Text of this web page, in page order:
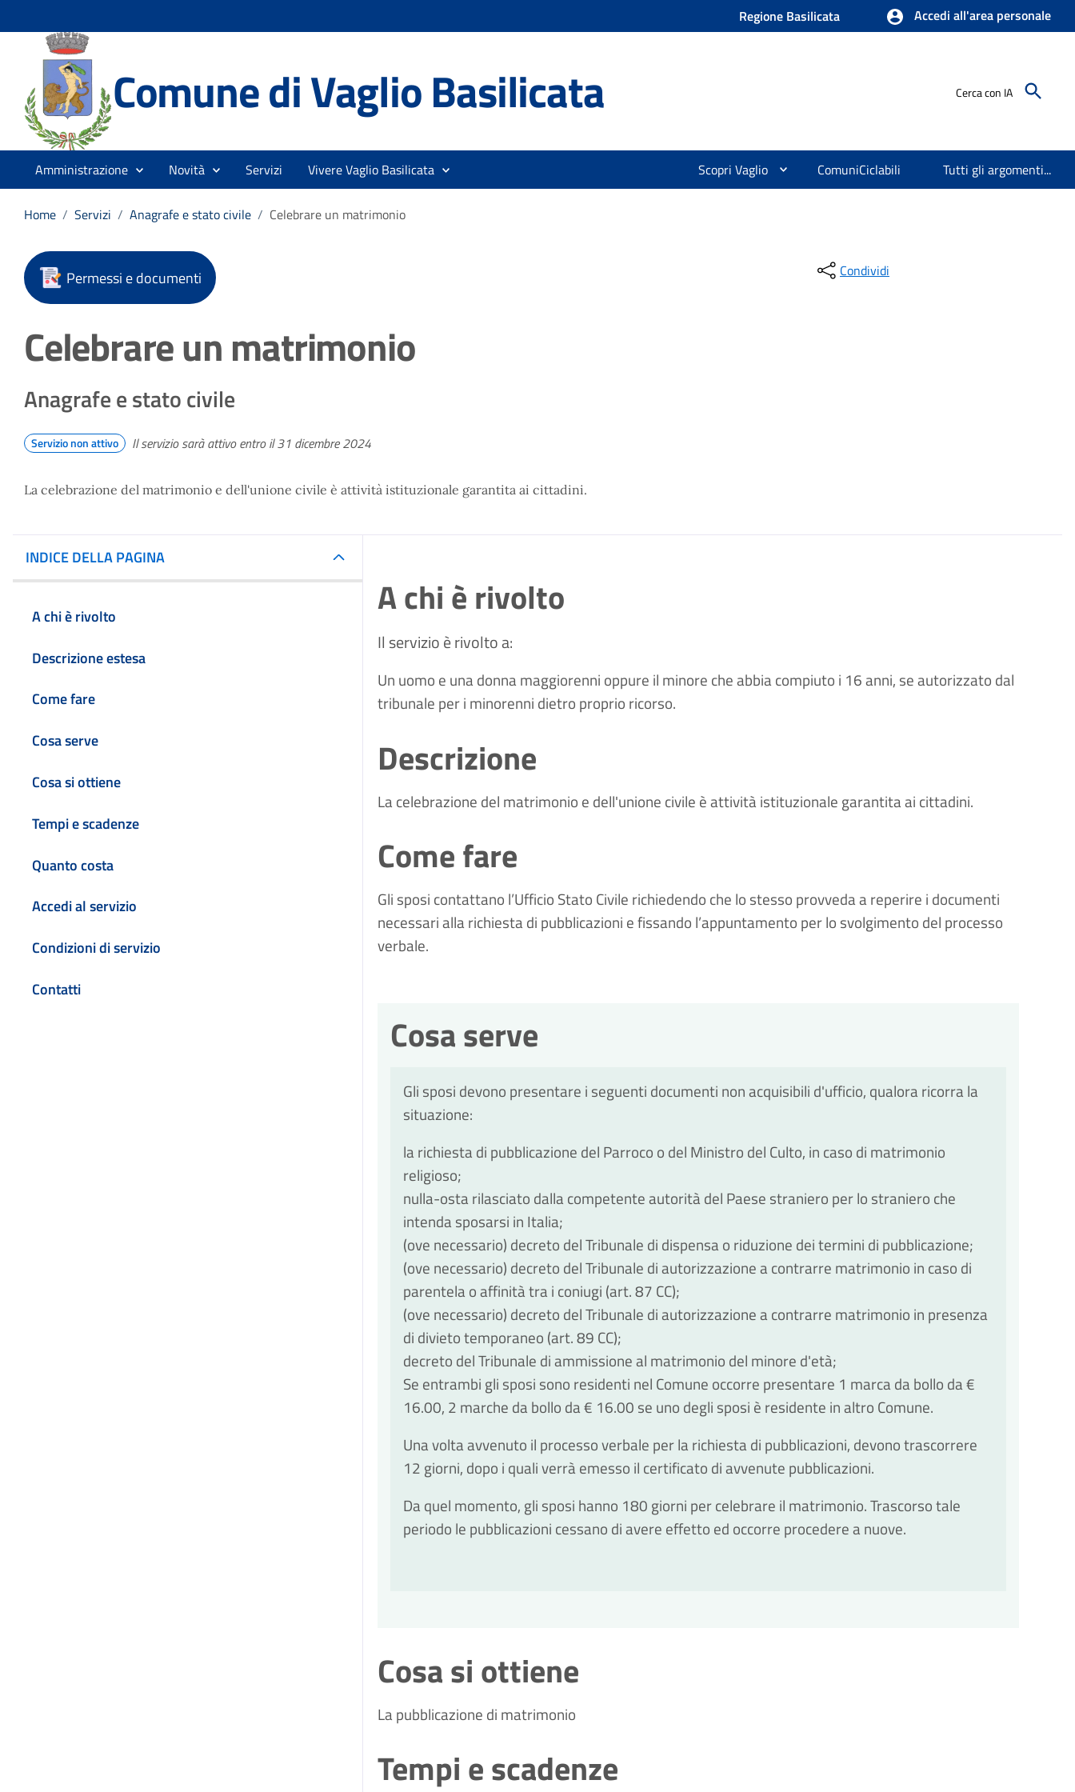
Regione Basilicata Accedi all'area personale
Comune di Vaglio Basilicata Cerca con IA
Amministrazione Novità Servizi Vivere Vaglio Basilicata Scopri Vaglio ComuniCiclabili Tutti gli argomenti...
Home / Servizi / Anagrafe e stato civile / Celebrare un matrimonio
Permessi e documenti Condividi
Celebrare un matrimonio
Anagrafe e stato civile
Servizio non attivo Il servizio sarà attivo entro il 31 dicembre 2024
La celebrazione del matrimonio e dell'unione civile è attività istituzionale garantita ai cittadini.
INDICE DELLA PAGINA
A chi è rivolto
Descrizione estesa
Come fare
Cosa serve
Cosa si ottiene
Tempi e scadenze
Quanto costa
Accedi al servizio
Condizioni di servizio
Contatti
A chi è rivolto
Il servizio è rivolto a:
Un uomo e una donna maggiorenni oppure il minore che abbia compiuto i 16 anni, se autorizzato dal
tribunale per i minorenni dietro proprio ricorso.
Descrizione
La celebrazione del matrimonio e dell'unione civile è attività istituzionale garantita ai cittadini.
Come fare
Gli sposi contattano l’Ufficio Stato Civile richiedendo che lo stesso provveda a reperire i documenti
necessari alla richiesta di pubblicazioni e fissando l’appuntamento per lo svolgimento del processo
verbale.
Cosa serve
Gli sposi devono presentare i seguenti documenti non acquisibili d'ufficio, qualora ricorra la
situazione:
la richiesta di pubblicazione del Parroco o del Ministro del Culto, in caso di matrimonio
religioso;
nulla-osta rilasciato dalla competente autorità del Paese straniero per lo straniero che
intenda sposarsi in Italia;
(ove necessario) decreto del Tribunale di dispensa o riduzione dei termini di pubblicazione;
(ove necessario) decreto del Tribunale di autorizzazione a contrarre matrimonio in caso di
parentela o affinità tra i coniugi (art. 87 CC);
(ove necessario) decreto del Tribunale di autorizzazione a contrarre matrimonio in presenza
di divieto temporaneo (art. 89 CC);
decreto del Tribunale di ammissione al matrimonio del minore d'età;
Se entrambi gli sposi sono residenti nel Comune occorre presentare 1 marca da bollo da €
16.00, 2 marche da bollo da € 16.00 se uno degli sposi è residente in altro Comune.
Una volta avvenuto il processo verbale per la richiesta di pubblicazioni, devono trascorrere
12 giorni, dopo i quali verrà emesso il certificato di avvenute pubblicazioni.
Da quel momento, gli sposi hanno 180 giorni per celebrare il matrimonio. Trascorso tale
periodo le pubblicazioni cessano di avere effetto ed occorre procedere a nuove.
Cosa si ottiene
La pubblicazione di matrimonio
Tempi e scadenze